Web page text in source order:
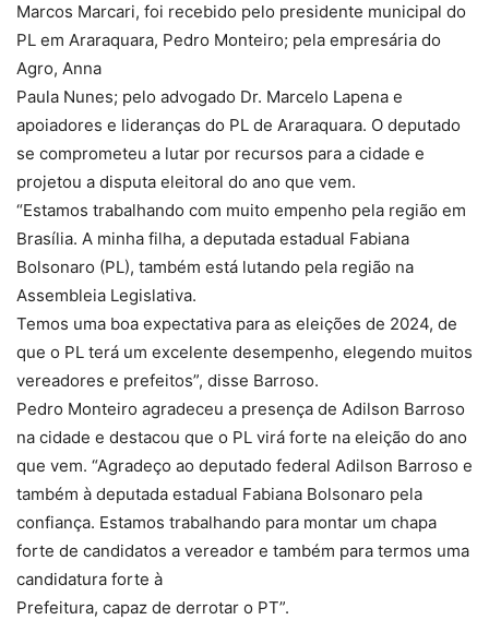
Marcos Marcari, foi recebido pelo presidente municipal do
PL em Araraquara, Pedro Monteiro; pela empresária do
Agro, Anna
Paula Nunes; pelo advogado Dr. Marcelo Lapena e
apoiadores e lideranças do PL de Araraquara. O deputado
se comprometeu a lutar por recursos para a cidade e
projetou a disputa eleitoral do ano que vem.
“Estamos trabalhando com muito empenho pela região em
Brasília. A minha filha, a deputada estadual Fabiana
Bolsonaro (PL), também está lutando pela região na
Assembleia Legislativa.
Temos uma boa expectativa para as eleições de 2024, de
que o PL terá um excelente desempenho, elegendo muitos
vereadores e prefeitos”, disse Barroso.
Pedro Monteiro agradeceu a presença de Adilson Barroso
na cidade e destacou que o PL virá forte na eleição do ano
que vem. “Agradeço ao deputado federal Adilson Barroso e
também à deputada estadual Fabiana Bolsonaro pela
confiança. Estamos trabalhando para montar um chapa
forte de candidatos a vereador e também para termos uma
candidatura forte à
Prefeitura, capaz de derrotar o PT”.